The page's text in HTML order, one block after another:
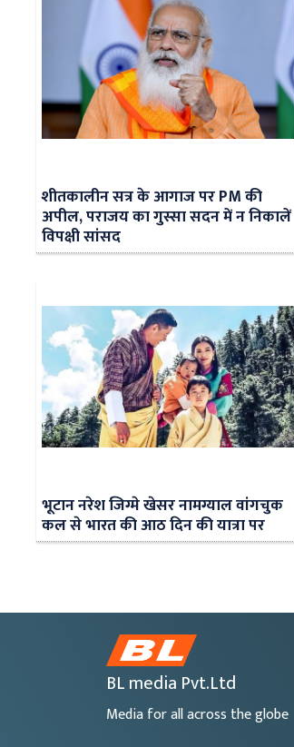
शीतकालीन सत्र के आगाज पर PM की
अपील, पराजय का गुस्सा सदन में न निकालें
विपक्षी सांसद
भूटान नरेश जिग्मे खेसर नामग्याल वांगचुक
कल से भारत की आठ दिन की यात्रा पर
BL media Pvt.Ltd
Media for all across the globe